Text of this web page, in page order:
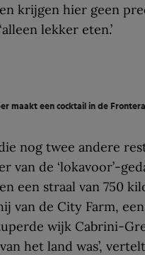
krijgen hier geen
lekker eten.’
maakt een cocktail in de
nog twee andere
van de ‘lokavoor’-
een straal van 750
van de City Farm,
wijk Cabrini-
het land was’,